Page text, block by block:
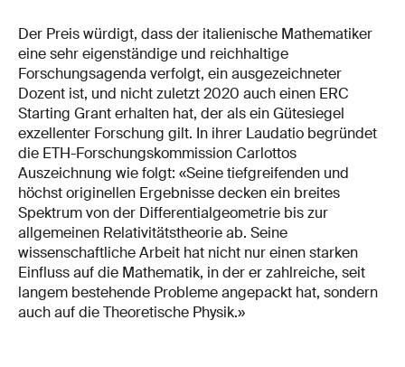
Der Preis würdigt, dass der italienische Mathematiker
eine sehr eigenständige und reichhaltige
Forschungsagenda verfolgt, ein ausgezeichneter
Dozent ist, und nicht zuletzt 2020 auch einen ERC
Starting Grant erhalten hat, der als ein Gütesiegel
exzellenter Forschung gilt. In ihrer Laudatio begründet
die ETH-Forschungskommission Carlottos
Auszeichnung wie folgt: «Seine tiefgreifenden und
höchst originellen Ergebnisse decken ein breites
Spektrum von der Differentialgeometrie bis zur
allgemeinen Relativitätstheorie ab. Seine
wissenschaftliche Arbeit hat nicht nur einen starken
Einfluss auf die Mathematik, in der er zahlreiche, seit
langem bestehende Probleme angepackt hat, sondern
auch auf die Theoretische Physik.»